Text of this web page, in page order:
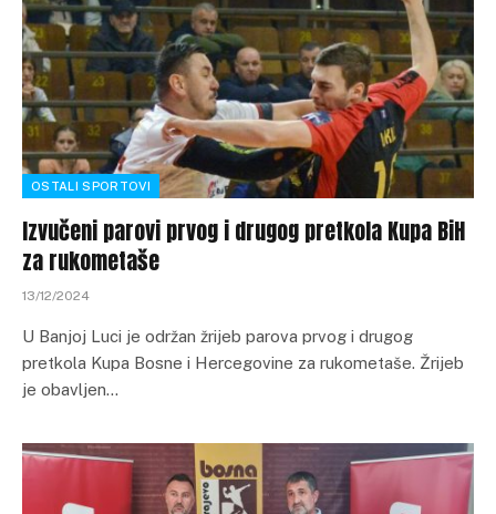
OSTALI SPORTOVI
Izvučeni parovi prvog i drugog pretkola Kupa BiH
za rukometaše
13/12/2024
U Banjoj Luci je održan žrijeb parova prvog i drugog
pretkola Kupa Bosne i Hercegovine za rukometaše. Žrijeb
je obavljen…